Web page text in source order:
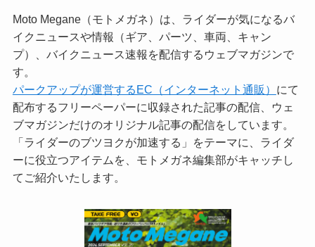
Moto Megane（モトメガネ）は、ライダーが気になるバ
イクニュースや情報（ギア、パーツ、車両、キャン
プ）、バイクニュース速報を配信するウェブマガジンで
す。
パークアップが運営するEC（インターネット通販） にて
配布するフリーペーパーに収録された記事の配信、ウェ
ブマガジンだけのオリジナル記事の配信をしています。
「ライダーのブツヨクが加速する」をテーマに、ライダ
ーに役立つアイテムを、モトメガネ編集部がキャッチし
てご紹介いたします。